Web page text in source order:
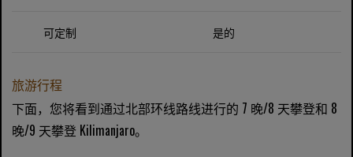
可定制 是的
旅游行程
下面，您将看到通过北部环线路线进行的 7 晚/8 天攀登和 8
晚/9 天攀登 Kilimanjaro。